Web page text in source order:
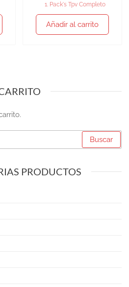
1. Pack's Tpv Completo
Añadir al carrito
Buscar
PRODUCTOS